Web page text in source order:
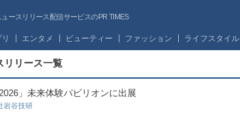
ースリリース配信サービスのPR TIMES
エンタメ ビューティー ファッション ライフスタイル
リリース一覧
」​未来体験パビリオンに出展
岩谷技研